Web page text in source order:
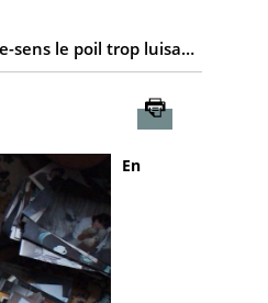
Brosser à contre-sens le poil trop luisant de l’histoire
En